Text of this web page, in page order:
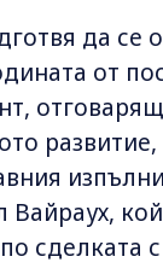
да се
от
сделката